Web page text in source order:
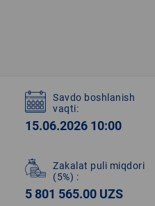
Savdo boshlanish
vaqti:
15.06.2026 10:00
Zakalat puli miqdori
(5%) :
5 801 565.00 UZS